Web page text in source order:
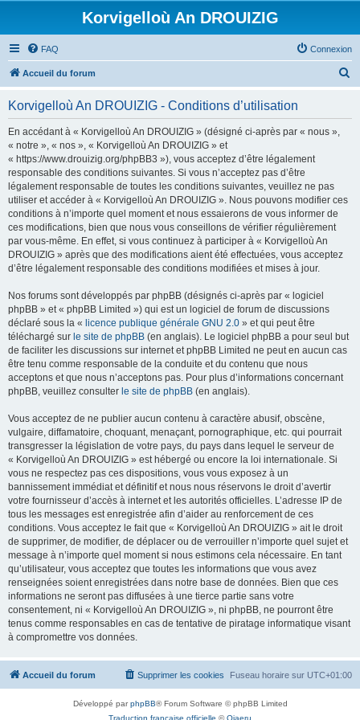
Korvigelloù An DROUIZIG
FAQ Connexion
Accueil du forum
Korvigelloù An DROUIZIG - Conditions d’utilisation
En accédant à « Korvigelloù An DROUIZIG » (désigné ci-après par « nous »,
« notre », « nos », « Korvigelloù An DROUIZIG » et
« https://www.drouizig.org/phpBB3 »), vous acceptez d’être légalement
responsable des conditions suivantes. Si vous n’acceptez pas d’être
légalement responsable de toutes les conditions suivantes, veuillez ne pas
utiliser et accéder à « Korvigelloù An DROUIZIG ». Nous pouvons modifier ces
conditions à n’importe quel moment et nous essaierons de vous informer de
ces modifications, bien que nous vous conseillons de vérifier régulièrement
par vous-même. En effet, si vous continuez à participer à « Korvigelloù An
DROUIZIG » après que des modifications aient été effectuées, vous acceptez
d’être légalement responsable des conditions modifiées et mises à jour.
Nos forums sont développés par phpBB (désignés ci-après par « logiciel
phpBB » et « phpBB Limited ») qui est un logiciel de forum de discussions
déclaré sous la « licence publique générale GNU 2.0 » et qui peut être
téléchargé sur le site de phpBB (en anglais). Le logiciel phpBB a pour seul but
de faciliter les discussions sur internet et phpBB Limited ne peut en aucun cas
être tenu comme responsable de la conduite et du contenu que nous
acceptons et que nous n’acceptons pas. Pour plus d’informations concernant
phpBB, veuillez consulter le site de phpBB (en anglais).
Vous acceptez de ne publier aucun contenu à caractère abusif, obscène,
vulgaire, diffamatoire, choquant, menaçant, pornographique, etc. qui pourrait
transgresser la législation de votre pays, du pays dans lequel le serveur de
« Korvigelloù An DROUIZIG » est hébergé ou encore la loi internationale. Si
vous ne respectez pas ces dispositions, vous vous exposez à un
bannissement immédiat et définitif et nous nous réservons le droit d’avertir
votre fournisseur d’accès à internet et les autorités officielles. L’adresse IP de
tous les messages est enregistrée afin d’aider au renforcement de ces
conditions. Vous acceptez le fait que « Korvigelloù An DROUIZIG » ait le droit
de supprimer, de modifier, de déplacer ou de verrouiller n’importe quel sujet et
message à n’importe quel moment si nous estimons cela nécessaire. En tant
qu’utilisateur, vous acceptez que toutes les informations que vous avez
renseignées soient enregistrées dans notre base de données. Bien que ces
informations ne seront pas diffusées à une tierce partie sans votre
consentement, ni « Korvigelloù An DROUIZIG », ni phpBB, ne pourront être
tenus comme responsables en cas de tentative de piratage informatique visant
à compromettre vos données.
Accueil du forum Fuseau horaire sur UTC+01:00
Supprimer les cookies
Développé parphpBB® Forum Software © phpBB Limited
Traduction française officielle ©Qiaeru